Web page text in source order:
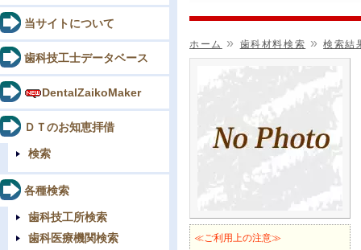
ホーム » 歯科材料検索 »検索結
≪ご利用上の注意≫
当サイトについて
歯科技工士データベース
DentalZaikoMaker
ＤＴのお知恵拝借
検索
各種検索
歯科技工所検索
歯科医療機関検索